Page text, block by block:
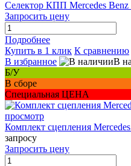
Селектор КПП Mercedes Benz
Запросить цену
Подробнее
Купить в 1 клик К сравнению
В избранное
В
Б/У
В сборе
Специальная ЦЕНА
просмотр
Комплект сцепления
запросу
Запросить цену